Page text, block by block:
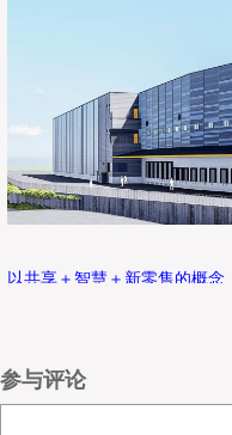
以共享＋智慧＋新零售的概
易商、食品制造商、连锁零
参与评论